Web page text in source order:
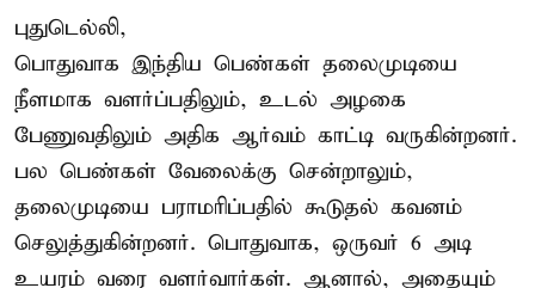
புதுடெல்லி,
பொதுவாக இந்திய பெண்கள் தலைமுடியை
நீளமாக வளர்ப்பதிலும், உடல் அழகை
பேணுவதிலும் அதிக ஆர்வம் காட்டி வருகின்றனர்.
பல பெண்கள் வேலைக்கு சென்றாலும்,
தலைமுடியை பராமரிப்பதில் கூடுதல் கவனம்
செலுத்துகின்றனர். பொதுவாக, ஒருவர் 6 அடி
உயரம் வரை வளர்வார்கள். ஆனால், அதையும்